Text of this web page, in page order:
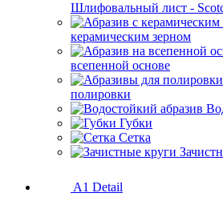
Шлифовальный лист -
керамическим зерном
всепенной основе
полировки
Губки
Сетка
A1 Detail